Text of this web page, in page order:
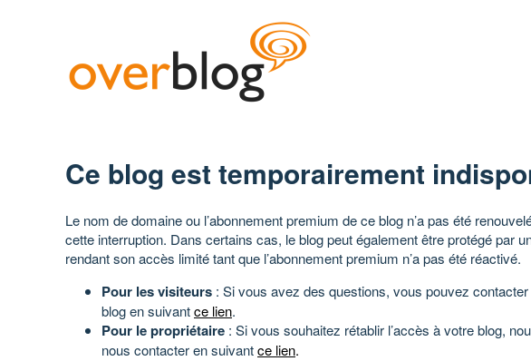
Ce blog est temporairement
Le nom de domaine ou l’abonnement premium de ce blog n’a pas été
cette interruption. Dans certains cas, le blog peut également être protégé par
rendant son accès limité tant que l’abonnement premium n’a pas été réactivé.
Pour les visiteurs : Si vous avez des questions, vous pouvez
blog en suivantce lien.
Pour le propriétaire : Si vous souhaitez rétablir l’accès à votre blog,
nous contacter en suivantce lien.